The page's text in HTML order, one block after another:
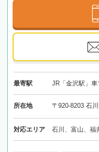
最寄駅 JR「金沢駅」車
所在地 〒920-8203 石
対応エリア 石川、富山、福